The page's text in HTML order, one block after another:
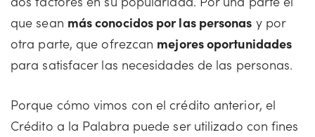
que sean más conocidos por las personas y por
otra parte, que ofrezcan mejores oportunidades
para satisfacer las necesidades de las personas.
Porque cómo vimos con el crédito anterior, el
Crédito a la Palabra puede ser utilizado con fines